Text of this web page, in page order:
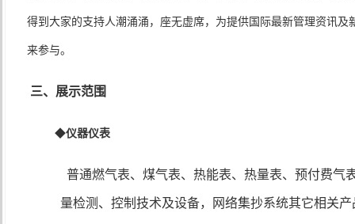
得到大家的支持人潮涌涌，座无虚席，为提供国际最新管理资讯
来参与。
三、展示范围
◆仪器仪表
普通燃气表、煤气表、热能表、热量表、预付费气
量检测、控制技术及设备，网络集抄系统其它相关产